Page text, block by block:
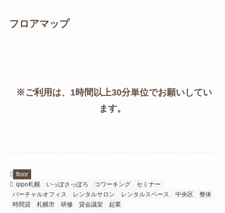
フロアマップ
※ご利用は、1時間以上30分単位でお願いしてい
ます。
floor
ippo札幌
いっぽさっぽろ コワーキング
セミナー
バーチャルオフィス
レンタルサロン レンタルスペース 中央区
整体
時間貸
札幌市 研修 貸会議室 起業